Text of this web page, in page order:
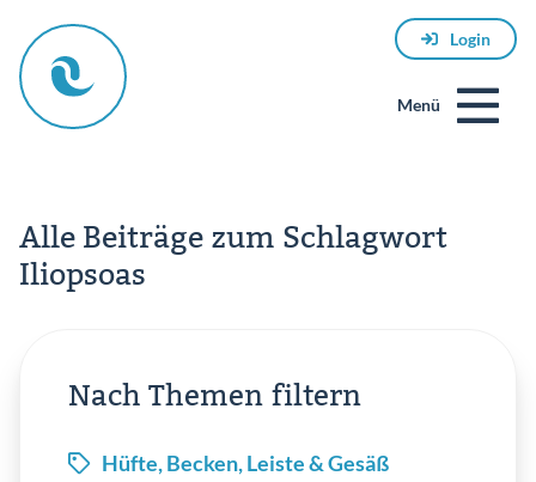
Login
Menü
Alle Beiträge zum Schlagwort
Iliopsoas
Nach Themen filtern
Hüfte, Becken, Leiste & Gesäß